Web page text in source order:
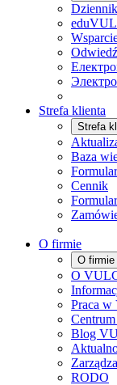
Strefa klienta
Strefa
Baza
Cennik
O firmie
O firmie
O
Praca
Blog
RODO